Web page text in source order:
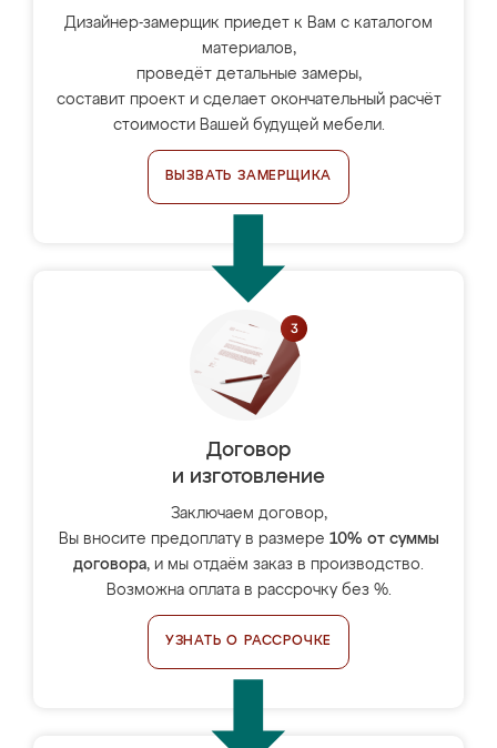
Дизайнер-замерщик приедет к Вам с каталогом
материалов,
проведёт детальные замеры,
составит проект и сделает окончательный расчёт
стоимости Вашей будущей мебели.
ВЫЗВАТЬ ЗАМЕРЩИКА
Договор
и изготовление
Заключаем договор,
Вы вносите предоплату в размере 10% от суммы
договора, и мы отдаём заказ в производство.
Возможна оплата в рассрочку без %.
УЗНАТЬ О РАССРОЧКЕ